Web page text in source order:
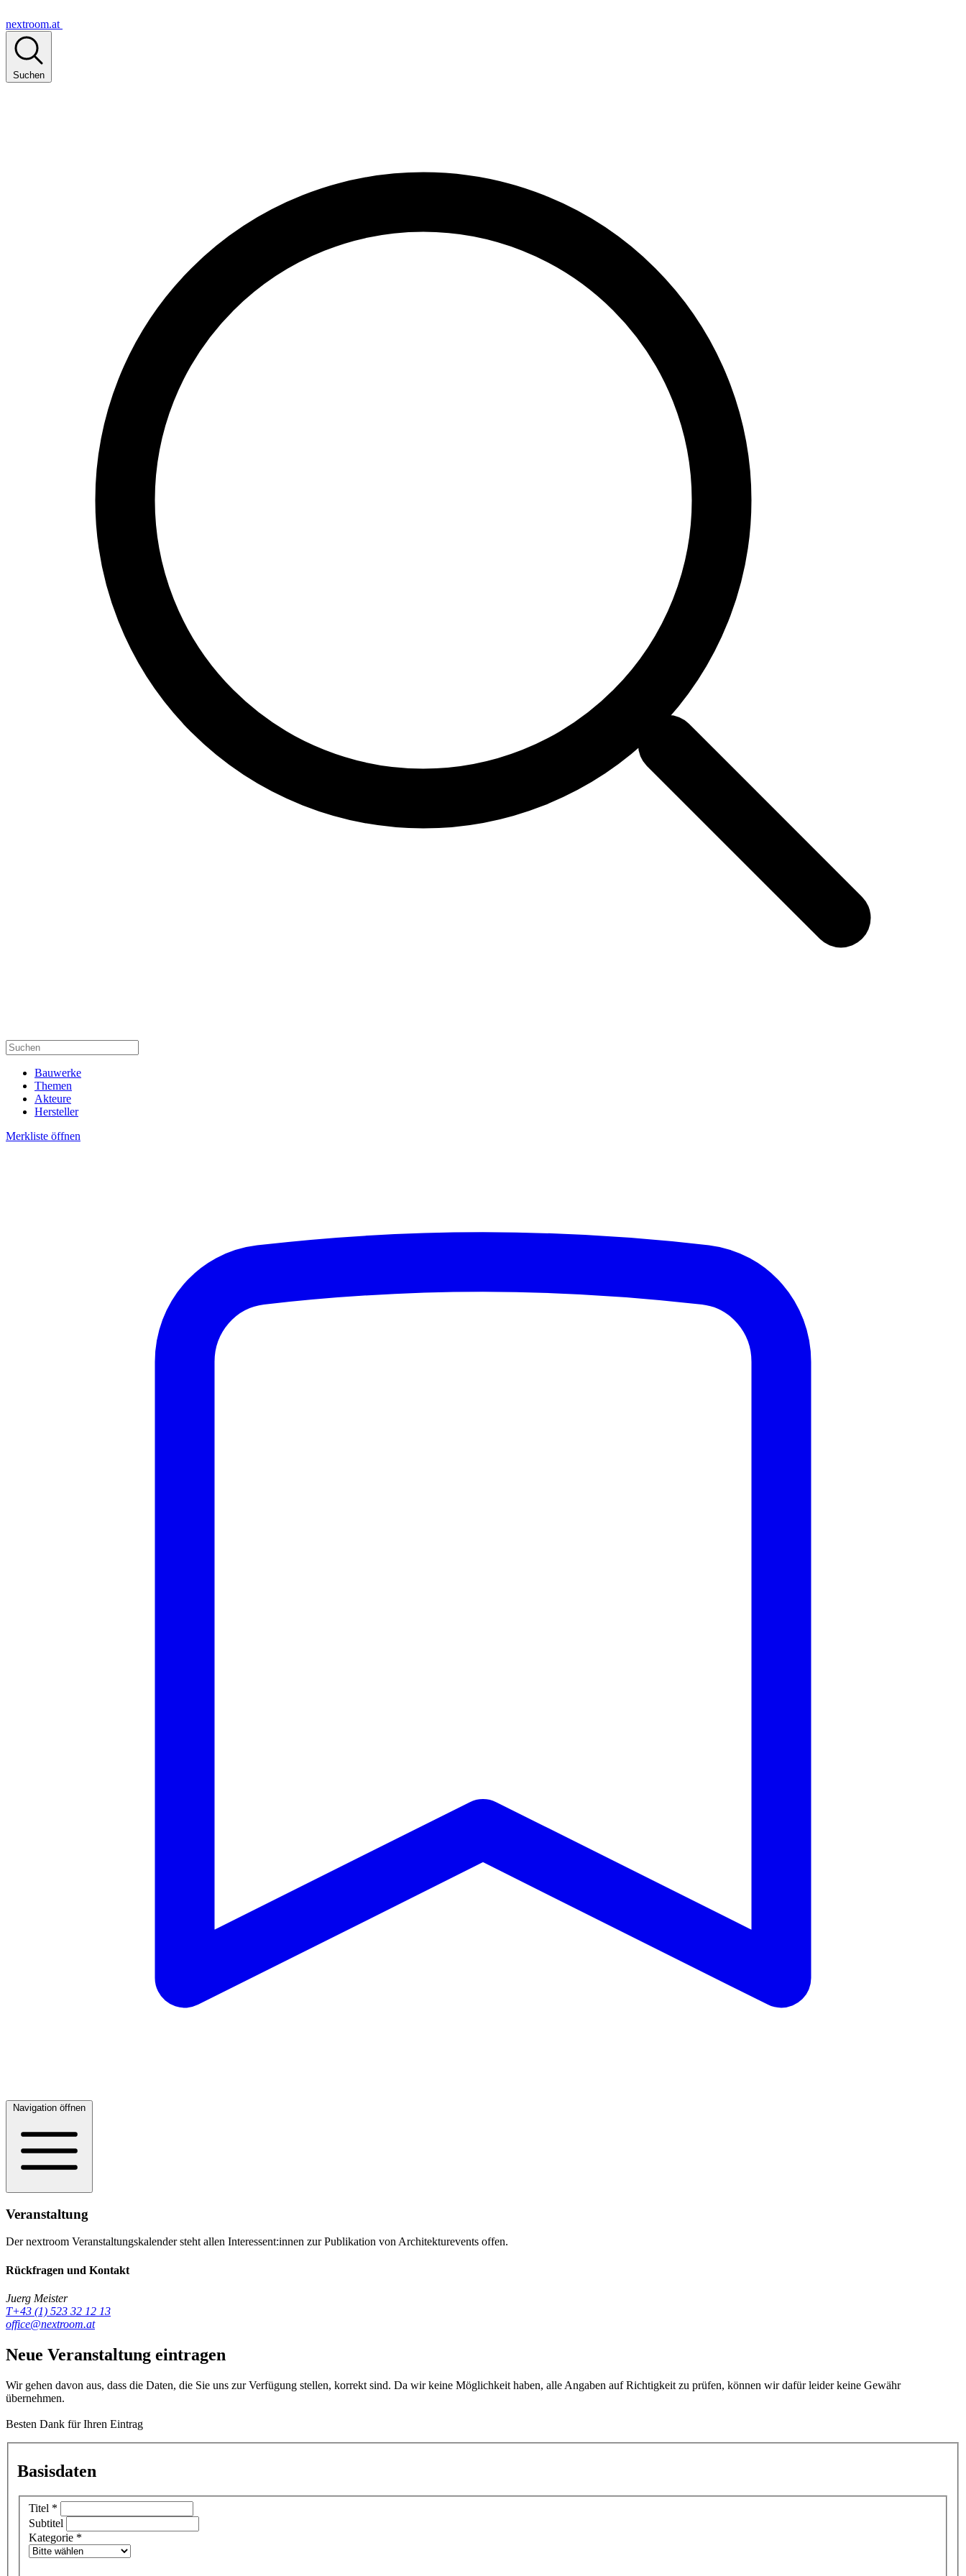
nextroom.at
Suchen
Bauwerke
Themen
Akteure
Hersteller
Merkliste öffnen
Navigation öffnen
Veranstaltung
Der nextroom Veranstaltungskalender steht allen Interessent:innen zur Publikation von Architekturevents offen.
Rückfragen und Kontakt
Juerg Meister
T+43 (1) 523 32 12 13
office@nextroom.at
Neue Veranstaltung eintragen
Wir gehen davon aus, dass die Daten, die Sie uns zur Verfügung stellen, korrekt sind. Da wir keine Möglichkeit haben, alle Angaben auf Richtigkeit zu prüfen, können wir dafür leider keine Gewähr
übernehmen.
Besten Dank für Ihren Eintrag
Basisdaten
Titel *
Subtitel
Kategorie *